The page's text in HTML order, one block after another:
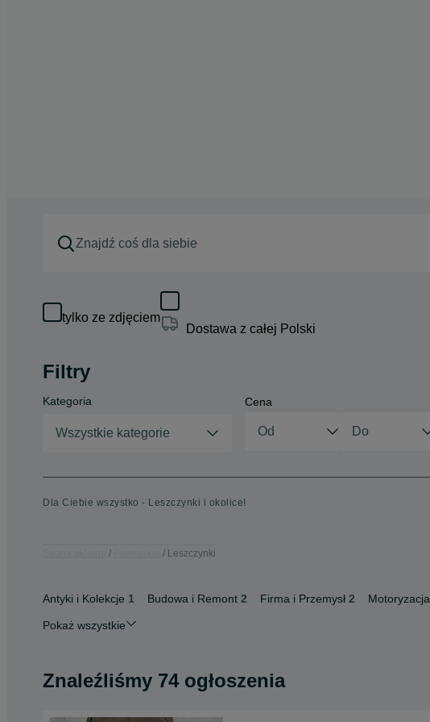
tylko ze zdjęciem
Dostawa z całej Polski
Filtry
Kategoria
Wszystkie kategorie
Cena
Dla Ciebie wszystko - Leszczynki i okolice!
Leszczynki
Antyki i Kolekcje 1 Budowa i Remont 2 Firma i Przemysł 2 Motoryzacja
Pokaż wszystkie
Znaleźliśmy 74 ogłoszenia